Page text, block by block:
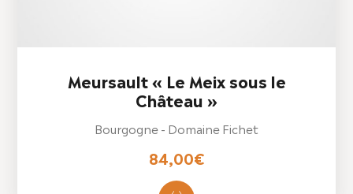
Meursault « Le Meix sous le
Château »
Bourgogne - Domaine Fichet
84,00€